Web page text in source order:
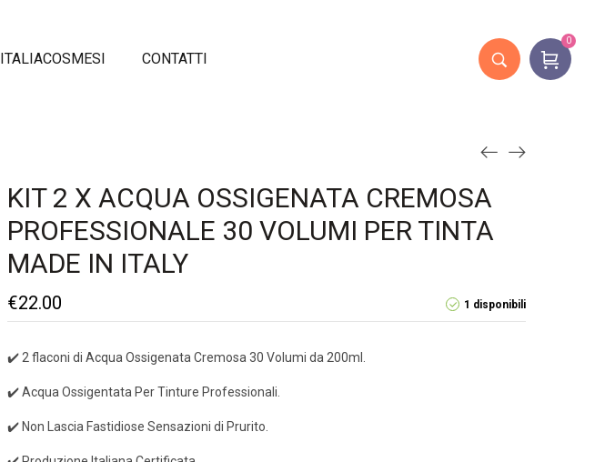
ITALIACOSMESI CONTATTI
0
KIT 2 X ACQUA OSSIGENATA CREMOSA
PROFESSIONALE 30 VOLUMI PER TINTA
MADE IN ITALY
1 disponibili
€22.00
✔️ 2 flaconi di Acqua Ossigenata Cremosa 30 Volumi da 200ml.
✔️ Acqua Ossigentata Per Tinture Professionali.
✔️ Non Lascia Fastidiose Sensazioni di Prurito.